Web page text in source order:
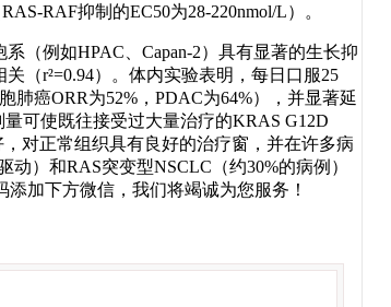
RAF抑制的EC50为28-220nmol/L）。
例如HPAC、Capan-2）具有显著的生长抑
（r²=0.94）。体内实验表明，每日口服25
肺癌ORR为52%，PDAC为64%），并显著延
可使既往接受过大量治疗的KRAS G12D
对正常组织具有良好的治疗窗，并在许多病
）和RAS突变型NSCLC（约30%的病例）
加下方微信，我们将竭诚为您服务！